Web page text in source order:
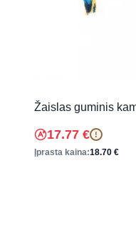
Žaislas guminis
17.77 € !
Įprasta kaina:18.70 €